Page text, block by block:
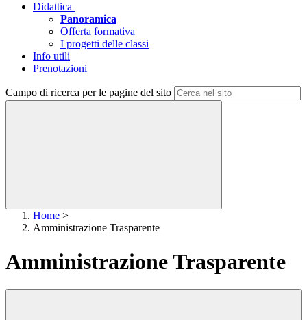
Didattica
Panoramica
Offerta formativa
I progetti delle classi
Info utili
Prenotazioni
Campo di ricerca per le pagine del sito
Home >
Amministrazione Trasparente
Amministrazione Trasparente